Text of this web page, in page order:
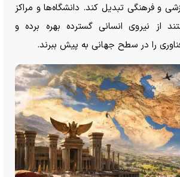
و فرهنگی تبدیل کند. دانشگاه‌ها و مراکز
از نیروی انسانی گسترده بهره برده و
را در سطح جهانی به پیش ببرند.